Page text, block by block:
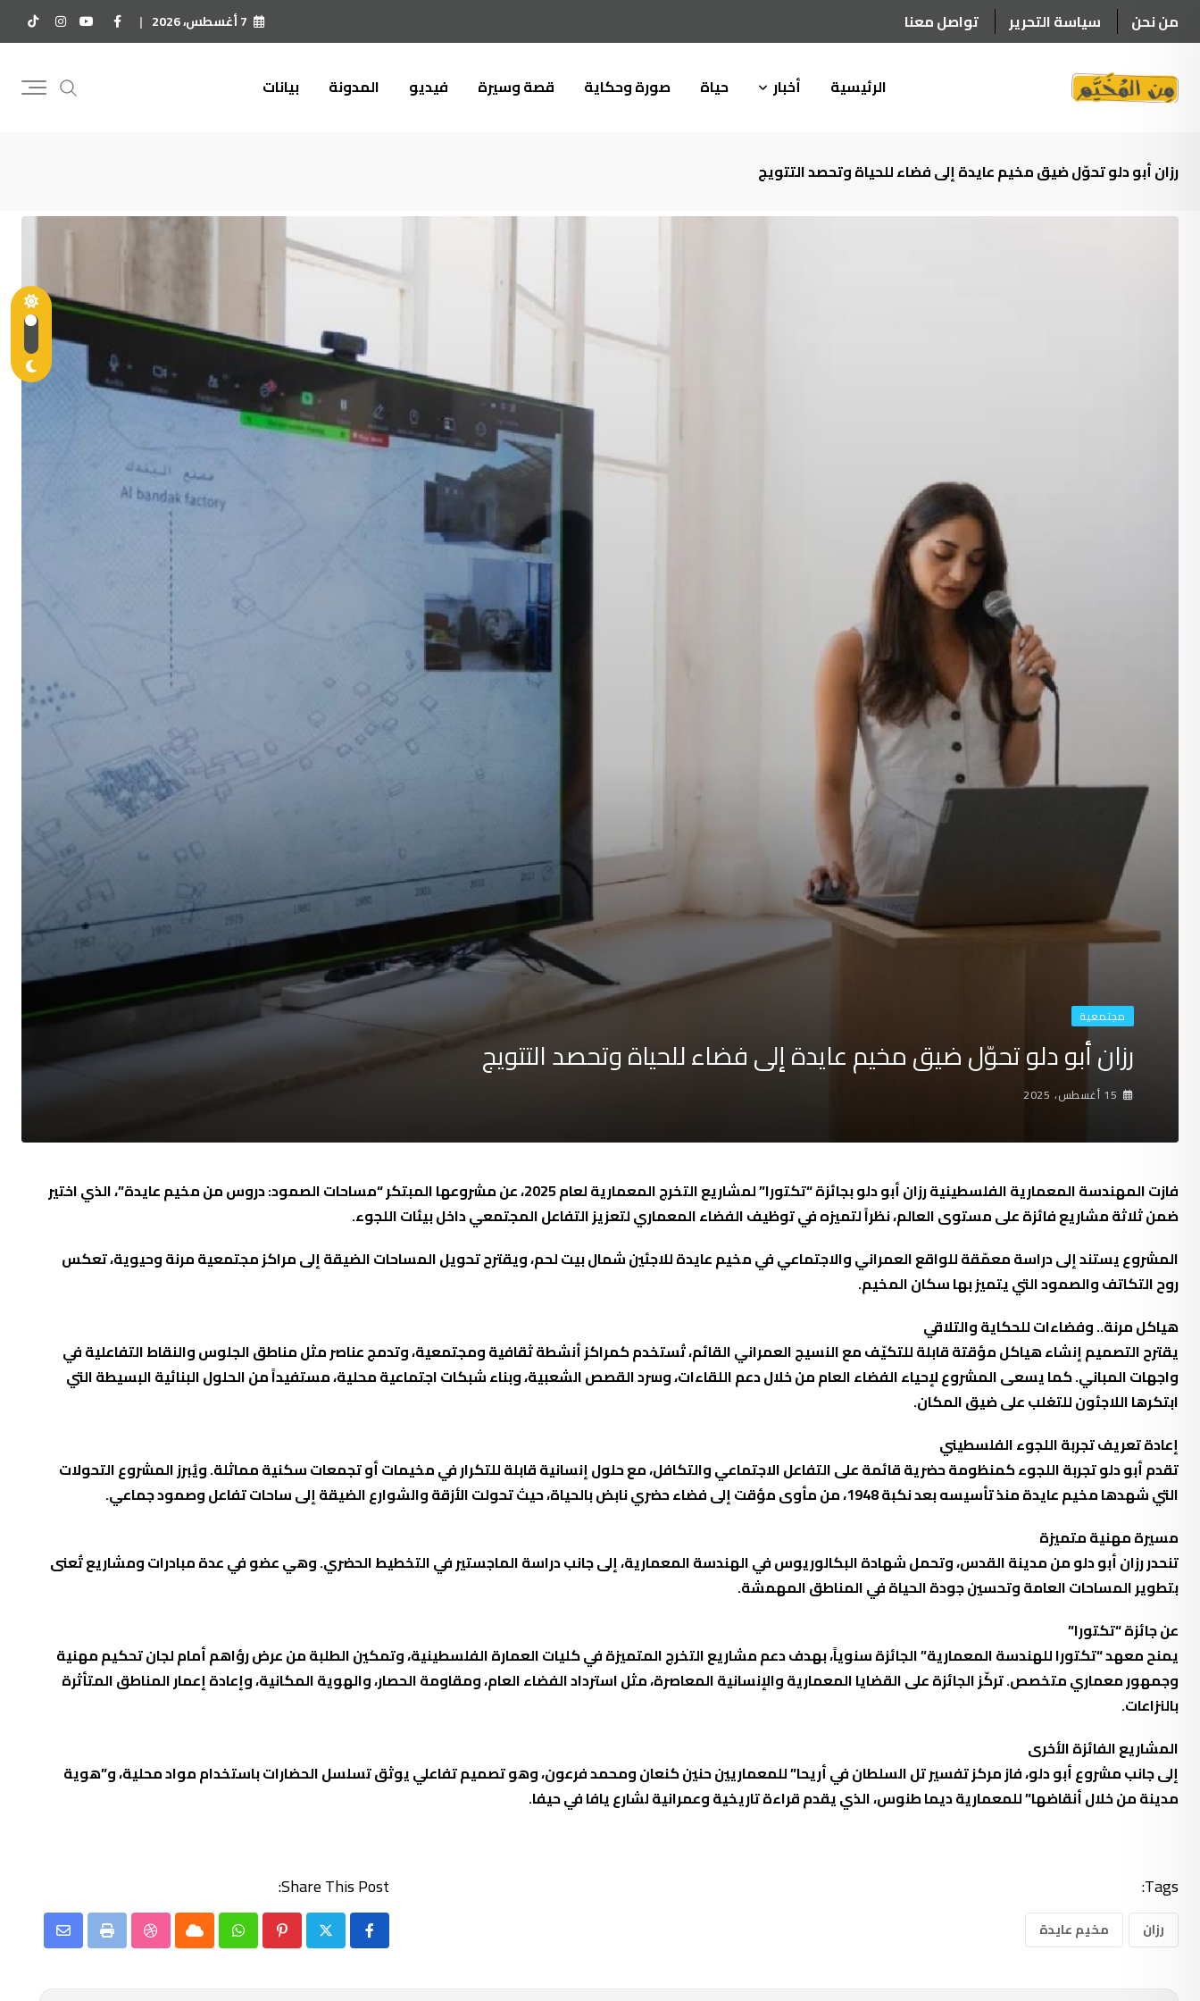
to
من نحن سياسة التحرير تواصل معنا 7 أغسطس، 2026
الرئيسية أخبار حياة صورة وحكاية قصة وسيرة فيديو المدونة بيانات
رزان أبو دلو تحوّل ضيق مخيم عايدة إلى فضاء للحياة وتحصد التتويج
مجتمعية
رزان أبو دلو تحوّل ضيق مخيم عايدة إلى فضاء للحياة وتحصد التتويج
15 أغسطس، 2025
فازت المهندسة المعمارية الفلسطينيةرزان أبو دلو
بجائزة “تكتورا” لمشاريع التخرج المعمارية لعام 2025، عن مشروعها المبتكر “مساحات الصمود: دروس من مخيم عايدة”، الذي اختير
ضمن ثلاثة مشاريع فائزة على مستوى العالم، نظراً لتميزه في توظيف الفضاء المعماري لتعزيز التفاعل المجتمعي داخل بيئات اللجوء.
المشروع يستند إلى دراسة معمّقة للواقع العمراني والاجتماعي في مخيم عايدة للاجئين شمال بيت لحم، ويقترح تحويل المساحات الضيقة إلى مراكز مجتمعية مرنة وحيوية، تعكس
روح التكاتف والصمود التي يتميز بها سكان المخيم.
هياكل مرنة.. وفضاءات للحكاية والتلاقي
يقترح التصميم إنشاء هياكل مؤقتة قابلة للتكيّف مع النسيج العمراني القائم، تُستخدم كمراكز أنشطة ثقافية ومجتمعية، وتدمج عناصر مثل مناطق الجلوس والنقاط التفاعلية في
واجهات المباني. كما يسعى المشروع لإحياء الفضاء العام من خلال دعم اللقاءات، وسرد القصص الشعبية، وبناء شبكات اجتماعية محلية، مستفيداً من الحلول البنائية البسيطة التي
ابتكرها اللاجئون للتغلب على ضيق المكان.
إعادة تعريف تجربة اللجوء الفلسطيني
تقدم أبو دلو تجربة اللجوء كمنظومة حضرية قائمة على التفاعل الاجتماعي والتكافل، مع حلول إنسانية قابلة للتكرار في مخيمات أو تجمعات سكنية مماثلة. ويُبرز المشروع التحولات
التي شهدها مخيم عايدة منذ تأسيسه بعد نكبة 1948، من مأوى مؤقت إلى فضاء حضري نابض بالحياة، حيث تحولت الأزقة والشوارع الضيقة إلى ساحات تفاعل وصمود جماعي.
مسيرة مهنية متميزة
تنحدر رزان أبو دلو من مدينة القدس، وتحمل شهادة البكالوريوس في الهندسة المعمارية، إلى جانب دراسة الماجستير في التخطيط الحضري. وهي عضو في عدة مبادرات ومشاريع تُعنى
بتطوير المساحات العامة وتحسين جودة الحياة في المناطق المهمشة.
عن جائزة “تكتورا”
يمنح معهد “تكتورا للهندسة المعمارية” الجائزة سنوياً، بهدف دعم مشاريع التخرج المتميزة في كليات العمارة الفلسطينية، وتمكين الطلبة من عرض رؤاهم أمام لجان تحكيم مهنية
وجمهور معماري متخصص. تركّز الجائزة على القضايا المعمارية والإنسانية المعاصرة، مثل استرداد الفضاء العام، ومقاومة الحصار، والهوية المكانية، وإعادة إعمار المناطق المتأثرة
بالنزاعات.
المشاريع الفائزة الأخرى
إلى جانب مشروع أبو دلو، فازمركز تفسير تل السلطان في أريحا”للمعماريين حنين كنعان ومحمد فرعون، وهو تصميم تفاعلي يوثق تسلسل الحضارات باستخدام مواد محلية، و”هوية
مدينة من خلال أنقاضها” للمعمارية ديما طنوس، الذي يقدم قراءة تاريخية وعمرانية لشارع يافا في حيفا.
Tags:
رزان مخيم عايدة
Share This Post:
Pinterest
Whatsapp
Cloud
StumbleUpon
Print
Share
Email